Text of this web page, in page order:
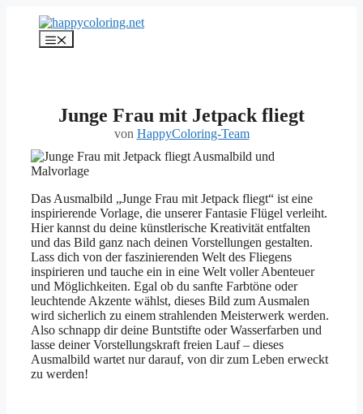
springen
Menü
Junge Frau mit Jetpack fliegt
von HappyColoring-Team
Das Ausmalbild „Junge Frau mit Jetpack fliegt“ ist eine
inspirierende Vorlage, die unserer Fantasie Flügel verleiht.
Hier kannst du deine künstlerische Kreativität entfalten
und das Bild ganz nach deinen Vorstellungen gestalten.
Lass dich von der faszinierenden Welt des Fliegens
inspirieren und tauche ein in eine Welt voller Abenteuer
und Möglichkeiten. Egal ob du sanfte Farbtöne oder
leuchtende Akzente wählst, dieses Bild zum Ausmalen
wird sicherlich zu einem strahlenden Meisterwerk werden.
Also schnapp dir deine Buntstifte oder Wasserfarben und
lasse deiner Vorstellungskraft freien Lauf – dieses
Ausmalbild wartet nur darauf, von dir zum Leben erweckt
zu werden!